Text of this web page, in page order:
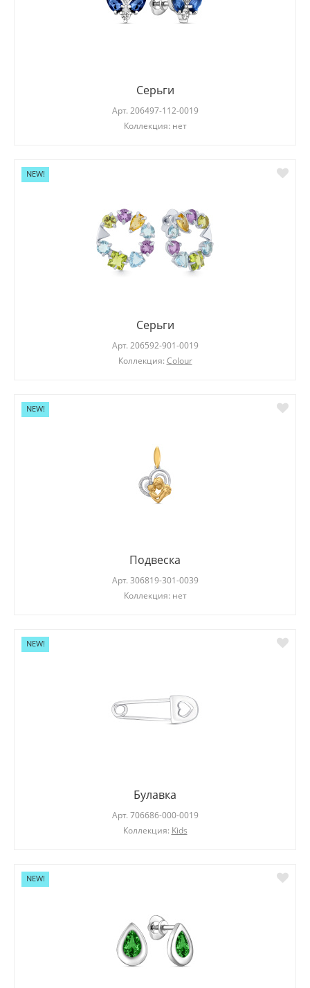
Серьги
Арт. 206497-112-0019
Коллекция: нет
NEW!
Серьги
Арт. 206592-901-0019
Коллекция: Colour
NEW!
Подвеска
Арт. 306819-301-0039
Коллекция: нет
NEW!
Булавка
Арт. 706686-000-0019
Коллекция: Kids
NEW!